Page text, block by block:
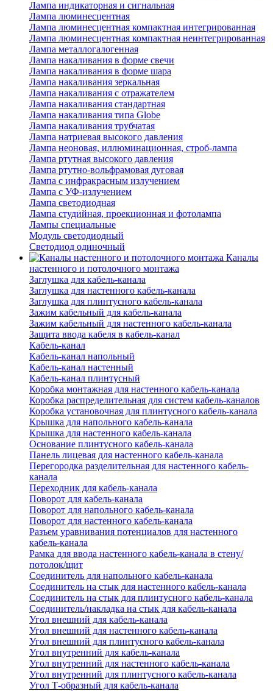
Лампа индикаторная и сигнальная
Лампа люминесцентная
Лампа люминесцентная компактная интегрированная
Лампа люминесцентная компактная неинтегрированная
Лампа металлогалогенная
Лампа накаливания в форме свечи
Лампа накаливания в форме шара
Лампа накаливания зеркальная
Лампа накаливания с отражателем
Лампа накаливания стандартная
Лампа накаливания типа Globe
Лампа накаливания трубчатая
Лампа натриевая высокого давления
Лампа неоновая, иллюминационная, строб-лампа
Лампа ртутная высокого давления
Лампа ртутно-вольфрамовая дуговая
Лампа с инфракрасным излучением
Лампа с УФ-излучением
Лампа светодиодная
Лампа студийная, проекционная и фотолампа
Лампы специальные
Модуль светодиодный
Светодиод одиночный
Каналы
настенного и потолочного монтажа
Заглушка для кабель-канала
Заглушка для настенного кабель-канала
Заглушка для плинтусного кабель-канала
Зажим кабельный для кабель-канала
Зажим кабельный для настенного кабель-канала
Защита ввода кабеля в кабель-канал
Кабель-канал
Кабель-канал напольный
Кабель-канал настенный
Кабель-канал плинтусный
Коробка монтажная для настенного кабель-канала
Коробка распределительная для систем кабель-каналов
Коробка установочная для плинтусного кабель-канала
Крышка для напольного кабель-канала
Крышка для настенного кабель-канала
Основание плинтусного кабель-канала
Панель лицевая для настенного кабель-канала
Перегородка разделительная для настенного кабель-
канала
Переходник для кабель-канала
Поворот для кабель-канала
Поворот для напольного кабель-канала
Поворот для настенного кабель-канала
Разъем уравнивания потенциалов для настенного
кабель-канала
Рамка для ввода настенного кабель-канала в стену/
потолок/щит
Соединитель для напольного кабель-канала
Соединитель на стык для настенного кабель-канала
Соединитель на стык для плинтусного кабель-канала
Соединитель/накладка на стык для кабель-канала
Угол внешний для кабель-канала
Угол внешний для настенного кабель-канала
Угол внешний для плинтусного кабель-канала
Угол внутренний для кабель-канала
Угол внутренний для настенного кабель-канала
Угол внутренний для плинтусного кабель-канала
Угол Т-образный для кабель-канала